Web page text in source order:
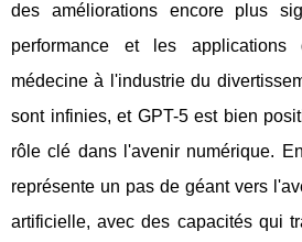
des améliorations encore plus
performance et les
médecine à l'industrie du
sont infinies, et GPT-5 est bien
rôle clé dans l'avenir numérique.
représente un pas de géant vers
artificielle, avec des capacités qui